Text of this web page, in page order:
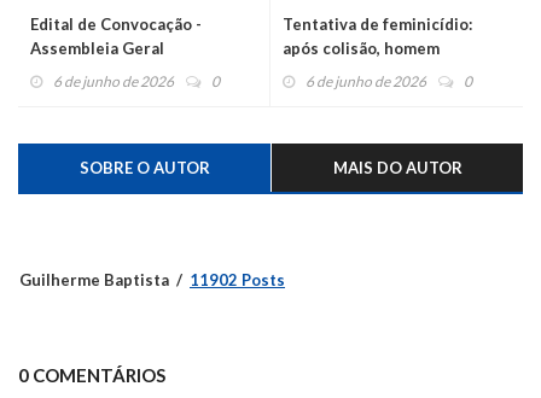
Edital de Convocação -
Assembleia Geral
Extraordinária
6 de junho de 2026 0
Tentativa de feminicídio:
após colisão, homem
esfaqueia mulher
6 de junho de 2026 0
SOBRE O AUTOR MAIS DO AUTOR
Guilherme Baptista 11902 Posts
0 COMENTÁRIOS